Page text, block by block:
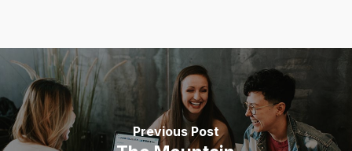
Previous Post